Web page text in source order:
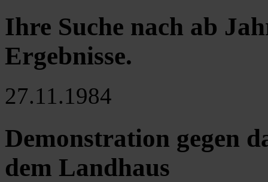
Ihre Suche nach ab
Ergebnisse.
27.11.1984
Demonstration gegen
dem Landhaus